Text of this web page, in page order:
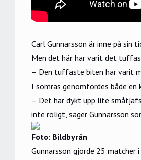
Carl Gunnarsson är inne på sin
Men det här har varit det
– Den tuffaste biten har varit
I somras genomfördes både
– Det har dykt upp lite
inte roligt, säger Gunnarsson
Foto: Bildbyrån
Gunnarsson gjorde 25 matcher